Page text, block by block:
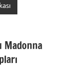
Madonna